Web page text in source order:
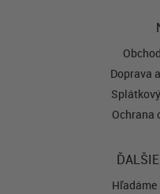
Doprava
Ochrana